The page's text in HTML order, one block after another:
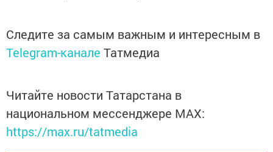
Следите за самым важным и интересным в
Telegram-канале Татмедиа
Читайте новости Татарстана в
национальном мессенджере MАХ:
https://max.ru/tatmedia